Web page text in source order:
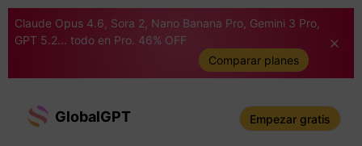
Claude Opus 4.6, Sora 2, Nano Banana Pro, Gemini 3 Pro,
GPT 5.2... todo en Pro. 46% OFF
Comparar planes
GlobalGPT Empezar gratis